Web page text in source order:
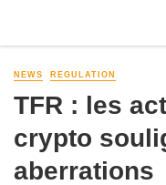
NEWS REGULATION
TFR : les
crypto
aberrations